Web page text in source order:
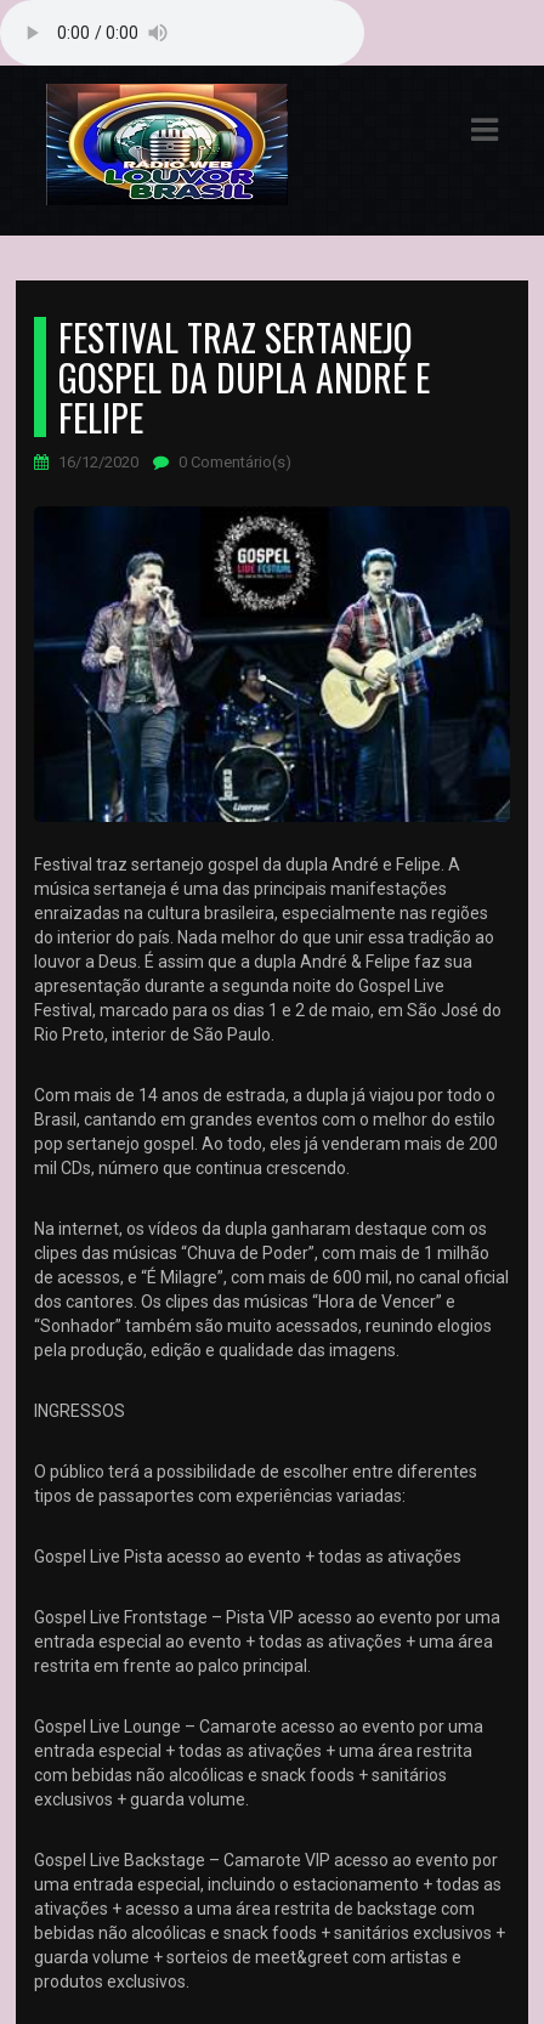
FESTIVAL TRAZ SERTANEJO
GOSPEL DA DUPLA ANDRÉ E
FELIPE
16/12/2020 0 Comentário(s)
Festival traz sertanejo gospel da dupla André e Felipe. A
música sertaneja é uma das principais manifestações
enraizadas na cultura brasileira, especialmente nas regiões
do interior do país. Nada melhor do que unir essa tradição ao
louvor a Deus. É assim que a dupla André & Felipe faz sua
apresentação durante a segunda noite do Gospel Live
Festival, marcado para os dias 1 e 2 de maio, em São José do
Rio Preto, interior de São Paulo.
Com mais de 14 anos de estrada, a dupla já viajou por todo o
Brasil, cantando em grandes eventos com o melhor do estilo
pop sertanejo gospel. Ao todo, eles já venderam mais de 200
mil CDs, número que continua crescendo.
Na internet, os vídeos da dupla ganharam destaque com os
clipes das músicas “Chuva de Poder”, com mais de 1 milhão
de acessos, e “É Milagre”, com mais de 600 mil, no canal oficial
dos cantores. Os clipes das músicas “Hora de Vencer” e
“Sonhador” também são muito acessados, reunindo elogios
pela produção, edição e qualidade das imagens.
INGRESSOS
O público terá a possibilidade de escolher entre diferentes
tipos de passaportes com experiências variadas:
Gospel Live Pista acesso ao evento + todas as ativações
Gospel Live Frontstage – Pista VIP acesso ao evento por uma
entrada especial ao evento + todas as ativações + uma área
restrita em frente ao palco principal.
Gospel Live Lounge – Camarote acesso ao evento por uma
entrada especial + todas as ativações + uma área restrita
com bebidas não alcoólicas e snack foods + sanitários
exclusivos + guarda volume.
Gospel Live Backstage – Camarote VIP acesso ao evento por
uma entrada especial, incluindo o estacionamento + todas as
ativações + acesso a uma área restrita de backstage com
bebidas não alcoólicas e snack foods + sanitários exclusivos +
guarda volume + sorteios de meet&greet com artistas e
produtos exclusivos.